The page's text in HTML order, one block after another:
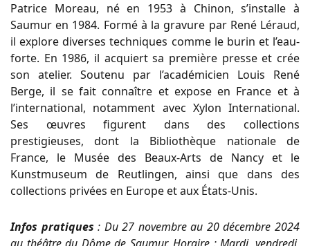
Patrice Moreau, né en 1953 à Chinon, s’installe à
Saumur en 1984. Formé à la gravure par René Léraud,
il explore diverses techniques comme le burin et l’eau-
forte. En 1986, il acquiert sa première presse et crée
son atelier. Soutenu par l’académicien Louis René
Berge, il se fait connaître et expose en France et à
l’international, notamment avec Xylon International.
Ses œuvres figurent dans des collections
prestigieuses, dont la Bibliothèque nationale de
France, le Musée des Beaux-Arts de Nancy et le
Kunstmuseum de Reutlingen, ainsi que dans des
collections privées en Europe et aux États-Unis.
Infos pratiques : Du 27 novembre au 20 décembre 2024